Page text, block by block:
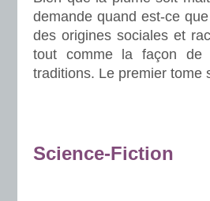
demande quand est-ce
des origines sociales et
tout comme la façon de
traditions. Le premier tome
Science-Fiction